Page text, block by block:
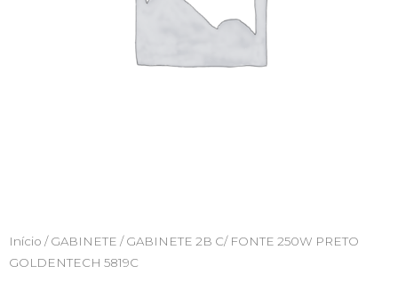
Início /GABINETE / GABINETE 2B C/ FONTE 250W PRETO
GOLDENTECH 5819C